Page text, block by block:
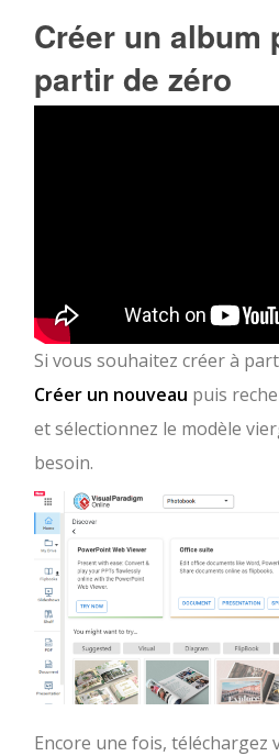
Créer un album
partir de zéro
Si vous souhaitez créer à
Créer un nouveau puis
et sélectionnez le modèle
besoin.
Encore une fois, téléchargez